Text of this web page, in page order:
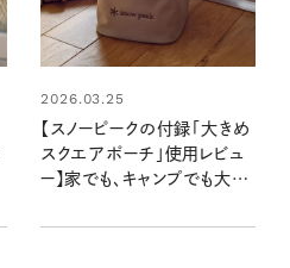
2026.03.25
【スノーピークの付録「大きめ
スクエアポーチ」使用レビュ
ー】家でも、キャンプでも大活
4/20発売リンネル2026年